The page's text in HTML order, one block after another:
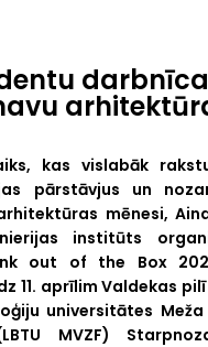
darbnīca
kas vislabāk
pārstāvjus un
mēnesi,
institūts
out of the Box
11. aprīlim Valdekas
universitātes Meža
MVZF)